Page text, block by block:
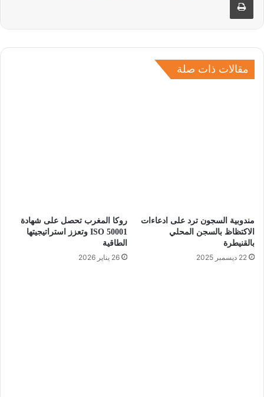
مقالات ذات صلة
مندوبية السجون ترد على ادعاءات
الاكتظاظ بالسجن المحلي
بالقنيطرة
22 ديسمبر 2025
روكا المغرب تحصل على شهادة
ISO 50001 وتعزز استراتيجيتها
الطاقية
26 يناير 2026